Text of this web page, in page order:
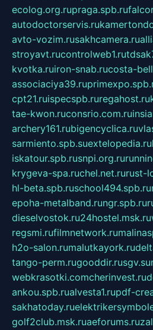
ecolog.org.rupraga.spb.ru
autodoctorservis.ru
avto-vozim.rusakhcamera.ru
stroyavt.rucontrolweb1.ru
kvotka.ruiron-snab.rucosta-
associaciya39.ru
cpt21.ruispecspb.ruregahost.ru
tae-kwon.ruconsrio.com.ru
archery161.rubigencyclica.ru
sarmiento.spb.suextelopedia.ru
iskatour.spb.rusnpi.org.ru
krygeva-spa.ruchel.net.rurust-
hl-beta.spb.ruschool494.spb.ru
epoha-metalband.rungr.spb.ru
dieselvostok.ru24hostel.msk.ru
regsmi.rufilmnetwork.ru
h2o-salon.rumalutkayork.ru
tango-perm.rugooddir.rusgv.su
webkrasotki.comcherinvest.ru
ankou.spb.rualvesta1.rupdf-
sakhatoday.ru
golf2club.msk.ruaeforums.ru